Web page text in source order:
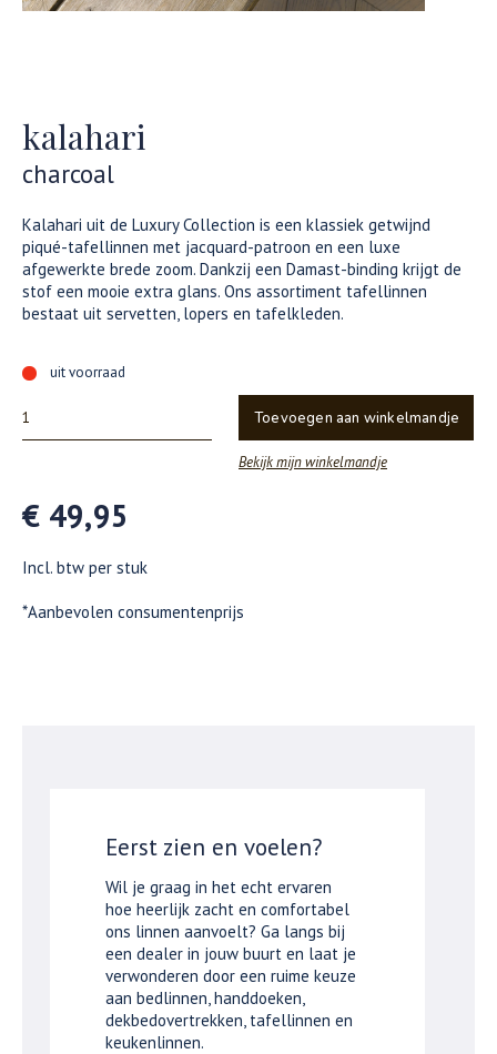
kalahari
charcoal
Kalahari uit de Luxury Collection is een klassiek getwijnd
piqué-tafellinnen met jacquard-patroon en een luxe
afgewerkte brede zoom. Dankzij een Damast-binding krijgt de
stof een mooie extra glans. Ons assortiment tafellinnen
bestaat uit servetten, lopers en tafelkleden.
uit voorraad
Toevoegen aan winkelmandje
Bekijk mijn winkelmandje
€ 49,95
Incl. btw per stuk
*Aanbevolen consumentenprijs
Eerst zien en voelen?
Wil je graag in het echt ervaren
hoe heerlijk zacht en comfortabel
ons linnen aanvoelt? Ga langs bij
een dealer in jouw buurt en laat je
verwonderen door een ruime keuze
aan bedlinnen, handdoeken,
dekbedovertrekken, tafellinnen en
keukenlinnen.